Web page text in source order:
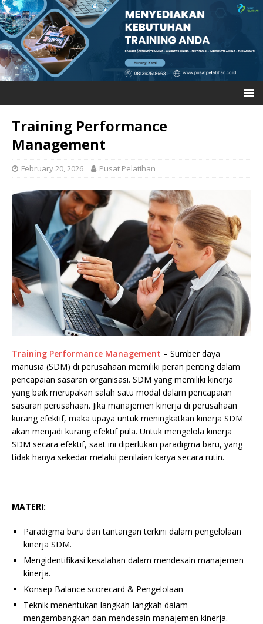
Training Performance
Management
February 20, 2026 Pusat Pelatihan
Training Performance Management – Sumber daya
manusia (SDM) di perusahaan memiliki peran penting dalam
pencapaian sasaran organisasi. SDM yang memiliki kinerja
yang baik merupakan salah satu modal dalarn pencapaian
sasaran perusahaan. Jika manajemen kinerja di perusahaan
kurang efektif, maka upaya untuk meningkatkan kinerja SDM
akan menjadi kurang efektif pula. Untuk mengelola kinerja
SDM secara efektif, saat ini diperlukan paradigma baru, yang
tidak hanya sekedar melalui penilaian karya secara rutin.
MATERI:
Paradigma baru dan tantangan terkini dalam pengelolaan
kinerja SDM.
Mengidentifikasi kesalahan dalam mendesain manajemen
kinerja.
Konsep Balance scorecard & Pengelolaan
Teknik menentukan langkah-langkah dalam
mengembangkan dan mendesain manajemen kinerja.